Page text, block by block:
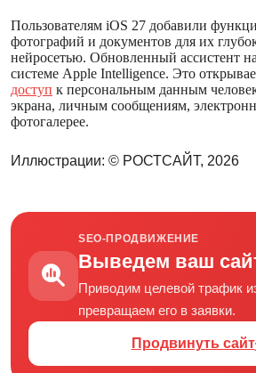
Пользователям iOS 27 добавили
фотографий и документов для их
нейросетью. Обновленный ассистент
системе Apple Intelligence. Это
доступ к персональным данным
экрана, личным сообщениям,
фотогалерее.
Иллюстрации: © РОСТСАЙТ, 2026
SEO-ПРОДВИЖЕНИЕ
Выведем ваш
Приводим целевой трафик
превращаем его в заявки.
Продвинуть сайт